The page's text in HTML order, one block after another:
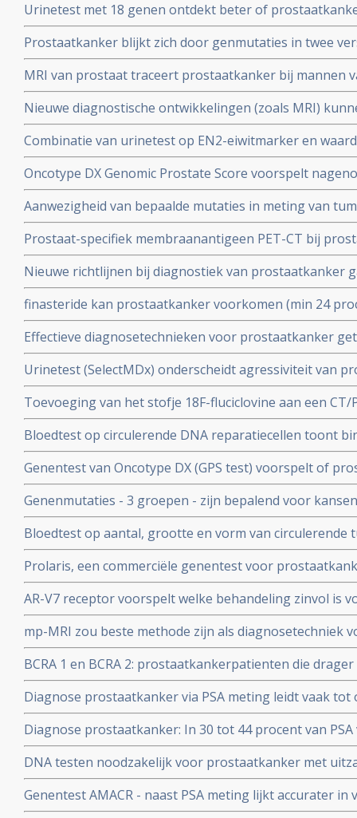
Urinetest met 18 genen ontdekt beter of
dan de 2-genentest via PSA blijkt uit nieuwe studie
Prostaatkanker blijkt zich door genmutaties in twee
ontwikkelen. Een agressieve vorm en een passieve
MRI van prostaat traceert prostaatkanker bij mannen
zou sterfte aan prostaatkanker kunnen verminderen
Nieuwe diagnostische ontwikkelingen (zoals MRI)
beter opsporen met minder biopsie procedures en
Combinatie van urinetest op EN2-eiwitmarker en
kan de noodzaak van een biopt aantonen van
van prostaatkanker.
Oncotype DX Genomic Prostate Score voorspelt
blanke en zwarte mannen
Aanwezigheid van bepaalde mutaties in meting van
kuur abiraterone voorspelt overlevingskansen van
prostaatkanker.
Prostaat-specifiek membraanantigeen PET-CT bij
chirurgie of radiotherapie (proPSMA) geeft betere
MRI
Nieuwe richtlijnen bij diagnostiek van prostaatkanker
daarna pas biopt.
finasteride kan prostaatkanker voorkomen (min 24
dutasteride gebruik veroorzaakt wel bij eerste
uitgezaaide ziekte en hogere specifieke sterfte aan
Effectieve diagnosetechnieken voor prostaatkanker
prima hulp voor urologen en oncologen hoe
en adviseren.
Urinetest (SelectMDx) onderscheidt agressiviteit van
diagnose completer. Radboud ziekenhuis past deze
Toevoeging van het stofje 18F-fluciclovine aan een
behandelplan bij 60 procent van de
Bloedtest op circulerende DNA reparatiecellen toont
behandeling met olaparib bij prostaatkanker zinvol is.
Genentest van Oncotype DX (GPS test) voorspelt of
behandeling nodig hebben of niet na operatie.
Genenmutaties - 3 groepen - zijn bepalend voor
zonder bestraling bij prostaatkanker. copy 1
Bloedtest op aantal, grootte en vorm van circulerende
behandeling beste is bij vergevorderde
of chemo
Prolaris, een commerciële genentest voor
prognostische informatie te geven op kansen op
prostaatkanker
AR-V7 receptor voorspelt welke behandeling zinvol is
gevorderde prostaatkanker: chemo of abiraterone en
mp-MRI zou beste methode zijn als diagnosetechniek
prostaatkanker en lijkt superieur aan PSA meting
BCRA 1 en BCRA 2: prostaatkankerpatienten die
BRCA 1 of BRCA 2 hebben agressievere vorm van
kans op overlijden.
Diagnose prostaatkanker via PSA meting leidt vaak
Schröder.
Diagnose prostaatkanker: In 30 tot 44 procent van
overdiagnose bij mannen met verdenking van
DNA testen noodzakelijk voor prostaatkanker met
erfelijk gerelateerde genmutaties dan nog niet
Genentest AMACR - naast PSA meting lijkt accurater